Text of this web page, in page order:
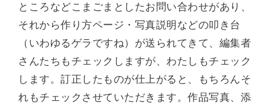
ところなどこまごまとしたお問い合わせがあり、
それから作り方ページ・写真説明などの叩き台
（いわゆるゲラですね）が送られてきて、編集者
さんたちもチェックしますが、わたしもチェック
します。訂正したものが仕上がると、もちろんそ
れもチェックさせていただきます。作品写真、添